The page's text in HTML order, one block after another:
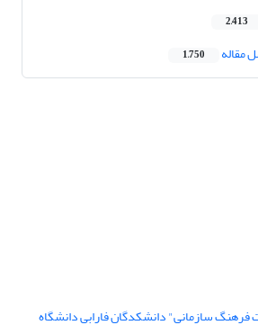
2,413
مقاله 1,750
سازمانی" دانشکدگان فارابی دانشگاه